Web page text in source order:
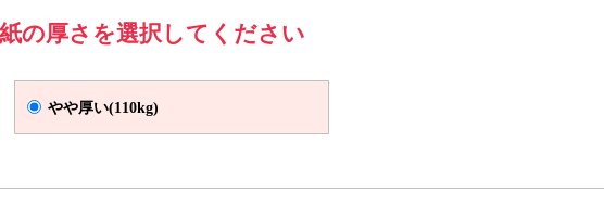
B5サイズ V折 仕上がりサイズ（W182×H257mm) 展開サイズ（W358×H257mm)
の厚さを選択してください
やや厚い(110kg)